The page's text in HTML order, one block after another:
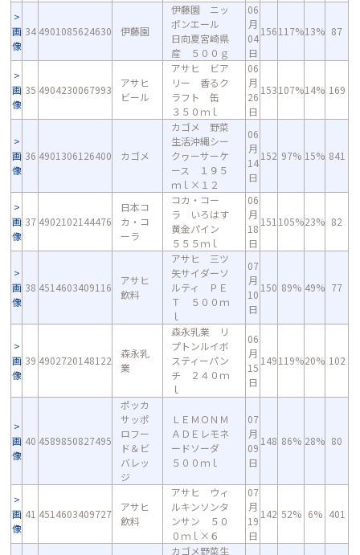
画
像
34 4901085624630 伊藤園
伊藤園 ニッ
ポンエール
日向夏宮崎県
産 ５００ｇ
06
月
04
日
156117%13% 87
画
像
35 4904230067993
アサヒ
ビール
アサヒ ビア
リー 香るク
ラフト 缶
３５０ｍｌ
06
月
26
日
153107%14% 169
画
像
36 4901306126400 カゴメ
カゴメ 野菜
生活沖縄シー
クヮーサーケ
ース １９５
ｍｌ×１２
06
月
14
日
152 97% 15% 841
画
像
37 4902102144476
日本コ
カ・コ
ーラ
コカ・コー
ラ いろはす
黄金パイン
５５５ｍｌ
06
月
18
日
151 105%23% 82
画
像
38 4514603409116
アサヒ
飲料
アサヒ 三ツ
矢サイダーソ
ルティ ＰＥ
Ｔ ５００ｍ
ｌ
07
月
10
日
150 89% 49% 77
画
像
39 4902720148122
森永乳
業
森永乳業 リ
プトンルイボ
スティーパン
チ ２４０ｍ
ｌ
06
月
15
日
149119%20% 102
画
像
40 4589850827495
ポッカ
サッポ
ロフー
ド＆ビ
バレッ
ジ
ＬＥＭＯＮＭ
ＡＤＥレモネ
ードソーダ
５００ｍｌ
07
月
09
日
148 86% 28% 80
画
像
41 4514603409727
アサヒ
飲料
アサヒ ウィ
ルキンソンタ
ンサン ５０
０ｍｌ×６
07
月
19
日
142 52% 6% 401
カゴメ野菜生